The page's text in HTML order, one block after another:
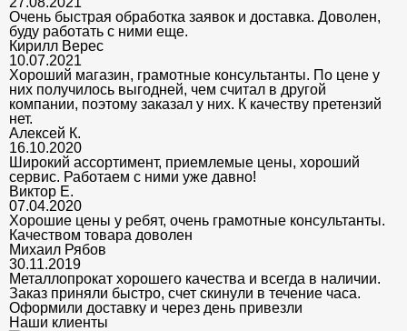
Очень быстрая обработка заявок и доставка. Доволен,
буду работать с ними еще.
Кирилл Верес
10.07.2021
Хороший магазин, грамотные консультанты. По цене у
них получилось выгодней, чем считал в другой
компании, поэтому заказал у них. К качеству претензий
нет.
Алексей К.
16.10.2020
Широкий ассортимент, приемлемые цены, хороший
сервис. Работаем с ними уже давно!
Виктор Е.
07.04.2020
Хорошие цены у ребят, очень грамотные консультанты.
Качеством товара доволен
Михаил Рябов
30.11.2019
Металлопрокат хорошего качества и всегда в наличии.
Заказ приняли быстро, счет скинули в течение часа.
Оформили доставку и через день привезли
Наши клиенты